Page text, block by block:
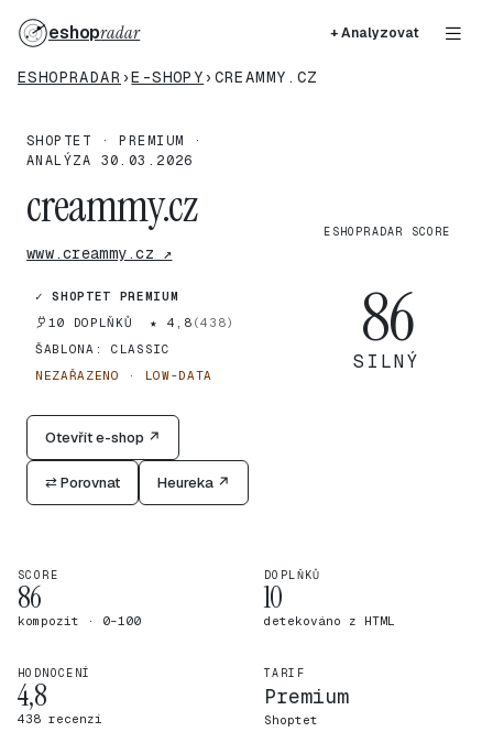
eshopradar + Analyzovat
ESHOPRADAR ›E-SHOPY › CREAMMY.CZ
SHOPTET · PREMIUM ·
ANALÝZA 30.03.2026
creammy.cz
www.creammy.cz ↗
✓ SHOPTET PREMIUM
10 DOPLŇKŮ
★ 4,8 (438)
ŠABLONA: CLASSIC
NEZAŘAZENO · LOW-DATA
Otevřít e-shop ↗
⇄ Porovnat Heureka ↗
ESHOPRADAR SCORE
86
SILNÝ
SCORE
86
kompozit · 0–100
DOPLŇKŮ
10
detekováno z HTML
HODNOCENÍ
4,8
438 recenzí
TARIF
Premium
Shoptet